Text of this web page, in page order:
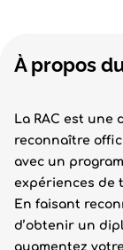
À propos
La RAC est une
reconnaître
avec un
expériences de
En faisant
d’obtenir un
augmentez